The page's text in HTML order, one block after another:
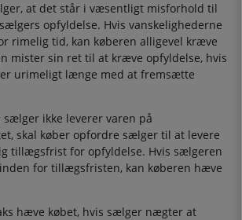
at det står i væsentligt misforhold til
opfyldelse. Hvis vanskelighederne
rimelig tid, kan køberen alligevel kræve
mister sin ret til at kræve opfyldelse, hvis
urimeligt længe med at fremsætte
ikke leverer varen på
skal køber opfordre sælger til at levere
tillægsfrist for opfyldelse. Hvis sælgeren
for tillægsfristen, kan køberen hæve
hæve købet, hvis sælger nægter at